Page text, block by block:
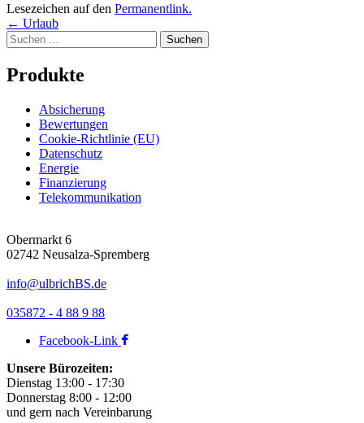
Lesezeichen auf den Permanentlink.
Beitragsnavigation
← Urlaub
Suchen
nach:
Produkte
Absicherung
Bewertungen
Cookie-Richtlinie (EU)
Datenschutz
Energie
Finanzierung
Telekommunikation
Obermarkt 6
02742 Neusalza-Spremberg
info@ulbrichBS.de
035872 - 4 88 9 88
Facebook-Link
Unsere Bürozeiten:
Dienstag 13:00 - 17:30
Donnerstag 8:00 - 12:00
und gern nach Vereinbarung